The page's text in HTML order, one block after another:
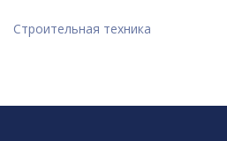
Строительная техника